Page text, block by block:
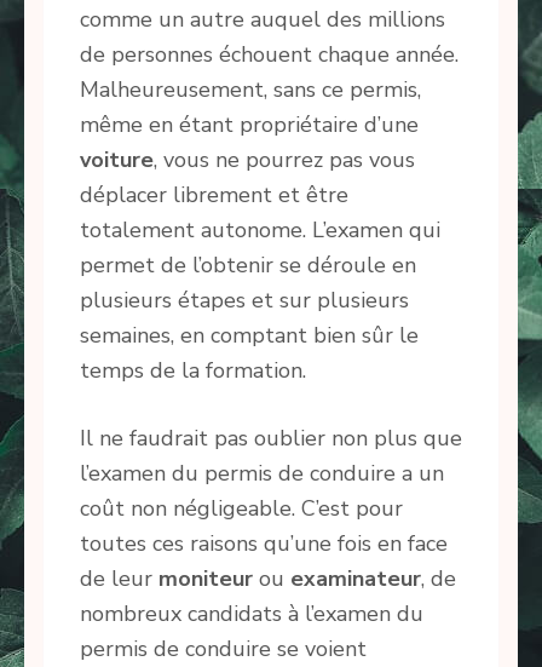
comme un autre auquel des millions
de personnes échouent chaque année.
Malheureusement, sans ce permis,
même en étant propriétaire d’une
voiture, vous ne pourrez pas vous
déplacer librement et être
totalement autonome. L’examen qui
permet de l’obtenir se déroule en
plusieurs étapes et sur plusieurs
semaines, en comptant bien sûr le
temps de la formation.
Il ne faudrait pas oublier non plus que
l’examen du permis de conduire a un
coût non négligeable. C’est pour
toutes ces raisons qu’une fois en face
de leur moniteur ou examinateur, de
nombreux candidats à l’examen du
permis de conduire se voient